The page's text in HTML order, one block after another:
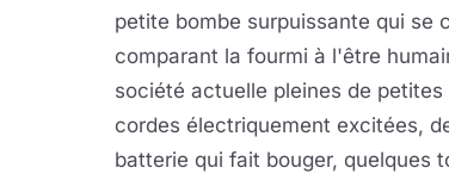
petite bombe surpuissante qui se
comparant la fourmi à l'être
société actuelle pleines de
cordes électriquement excitées,
batterie qui fait bouger, quelques